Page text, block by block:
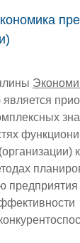
является